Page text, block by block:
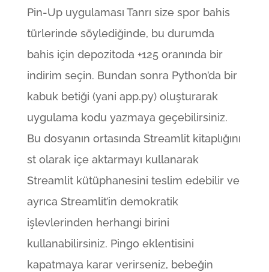
Pin-Up uygulaması Tanrı size spor bahis
türlerinde söylediğinde, bu durumda
bahis için depozitoda +125 oranında bir
indirim seçin. Bundan sonra Python’da bir
kabuk betiği (yani app.py) oluşturarak
uygulama kodu yazmaya geçebilirsiniz.
Bu dosyanın ortasında Streamlit kitaplığını
st olarak içe aktarmayı kullanarak
Streamlit kütüphanesini teslim edebilir ve
ayrıca Streamlit’in demokratik
işlevlerinden herhangi birini
kullanabilirsiniz. Pingo eklentisini
kapatmaya karar verirseniz, bebeğin